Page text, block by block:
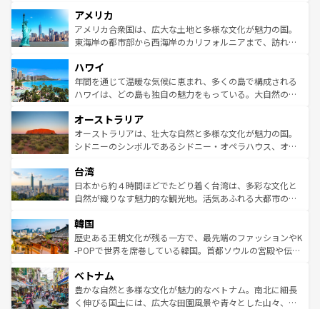
ンツ一覧を参照してほしい。
の建物がそのまま残る町や、スイスならではのユニークな
博物館もあり、アルプス観光だけでなく町歩きも満喫する
ことができる。国民の所得が高いため物価も高いが、旅行
ば市内交通費無料で観光を楽しむこともできる。 なお、新
着のスイス情報はコンテンツ一覧 を参照してほしい。
アメリカ
アメリカ合衆国は、広大な土地と多様な文化が魅力の国。
東海岸の都市部から西海岸のカリフォルニアまで、訪れる
のような巨大都市は、観光、ショッピング、エンターテイ
ンメントが詰まった刺激的なスポットだ。一方、アメリカ
西部には大自然が広がり、グランドキャニオンやイエロー
部のニューオーリンズでは、音楽と美食が融合した独特の
文化が魅力。旅行者はアメリカの各地域で異なる魅力を楽
しみながら、その多様性と豊かな歴史を感じることができ
ならではの贅沢な旅のスタイルだ。 なお、新着のアメリカ
情報はコンテンツ一覧を参照してほしい。
ハワイ
年間を通じて温暖な気候に恵まれ、多くの島で構成される
ハワイは、どの島も独自の魅力をもっている。大自然の神
ワイ島は見逃せない。また、定番の観光地といえばオアフ
島だが、静かな自然を求めるならマウイ島やカウアイ島が
おすすめ。エメラルドグリーンに輝く海をはじめ、豊かな
れるおもてなしの心で訪れる人々を迎えてくれるハワイの
人々、おいしいローカルフードやハワイアンミュージッ
ク、伝統的なフラダンスなど、すべてがハワイの魅力を彩
ワイを、存分に味わってほしい。 なお、新着のハワイ情報
はコンテンツ一覧を参照してほしい。
オーストラリア
オーストラリアは、壮大な自然と多様な文化が魅力の国。
シドニーのシンボルであるシドニー・オペラハウス、オー
リアリーフや大陸中央部にそびえるウルル（エアーズロッ
ク）、タスマニアの美しい原生林やケアンズの熱帯雨林な
ど、見どころがたくさん。また、カフェやワイン、オージ
いる。アクティビティも充実しており、サーフィンやダイ
ビング、ハイキングなど、アウトドア好きにはたまらな
い。オーストラリアの多彩な魅力を存分に味わいつくそ
参照してほしい。
台湾
日本から約４時間ほどでたどり着く台湾は、多彩な文化と
自然が織りなす魅力的な観光地。活気あふれる大都市の台
ン）、静ひつな山岳地帯である台湾東部など、都市の喧騒
と山間の静けさが共存しており、訪れる人に新しい発見と
驚きをもたらしてくれる。また、奥深い台湾の食文化も魅
容にもいいと評判のスイーツなど、バラエティ豊かな料理
が味わえる。 なお、新着の台湾情報は コンテンツ一覧を参
照してほしい。
韓国
歴史ある王朝文化が残る一方で、最先端のファッションやK
-POPで世界を席巻している韓国。首都ソウルの宮殿や伝統
き、地方に足を延ばせば四季折々の自然美を楽しむことが
できる。そして、キムチや焼肉、絶品のストリートフード
まで、さまざまな韓国料理が待っている。夜には、韓国な
ベトナム
豊かな自然と多様な文化が魅力的なベトナム。南北に細長
く伸びる国土には、広大な田園風景や青々とした山々、世